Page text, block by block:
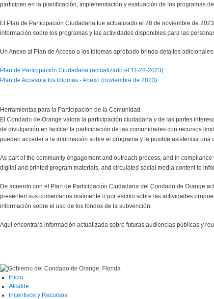
participen en la planificación, implementación y evaluación de los programas
El Plan de Participación Ciudadana fue actualizado el 28 de noviembre de
información sobre los programas y las actividades disponibles para las
Un Anexo al Plan de Acceso a los Idiomas aprobado brinda detalles
Plan de Participación Ciudadana (actualizado el 11-28-2023)
Plan de Acceso a los Idiomas - Anexo (noviembre de 2023)
Herramientas para la Participación de la Comunidad
El Condado de Orange valora la participación ciudadana y de las partes
de divulgación en facilitar la participación de las comunidades con recursos
puedan acceder a la información sobre el programa y la posible asistencia
As part of the community engagement and outreach process, and in
digital and printed program materials, and circulated social media content to
De acuerdo con el Plan de Participación Ciudadana del Condado de Orange
presenten sus comentarios oralmente o por escrito sobre las actividades
información sobre el uso de los fondos de la subvención.
Aquí encontrará información actualizada sobre futuras audiencias públicas y
Inicio
Alcalde
Incentivos y Recursos